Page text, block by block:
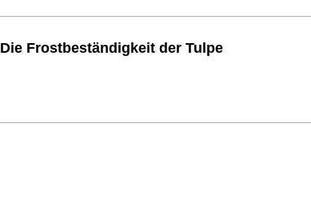
Die Frostbeständigkeit der Tulpe